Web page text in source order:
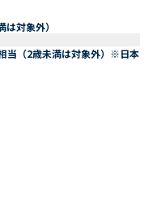
対象外）
当（2歳未満は対象外）※日本